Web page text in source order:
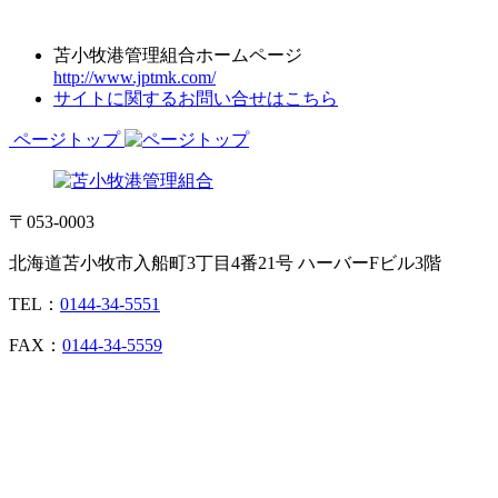
苫小牧港管理組合ホームページ
http://www.jptmk.com/
サイトに関するお問い合せはこちら
ページトップ
〒053-0003
北海道苫小牧市入船町3丁目4番21号 ハーバーFビル3階
TEL： 0144-34-5551
FAX： 0144-34-5559